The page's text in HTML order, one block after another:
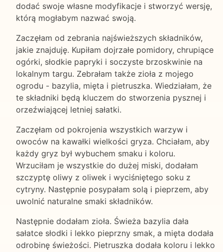
dodać swoje własne modyfikacje i stworzyć wersję,
którą mogłabym nazwać swoją.
Zaczęłam od zebrania najświeższych składników,
jakie znajduję. Kupiłam dojrzałe pomidory, chrupiące
ogórki, słodkie papryki i soczyste brzoskwinie na
lokalnym targu. Zebrałam także zioła z mojego
ogrodu - bazylia, mięta i pietruszka. Wiedziałam, że
te składniki będą kluczem do stworzenia pysznej i
orzeźwiającej letniej sałatki.
Zaczęłam od pokrojenia wszystkich warzyw i
owoców na kawałki wielkości gryza. Chciałam, aby
każdy gryz był wybuchem smaku i koloru.
Wrzuciłam je wszystkie do dużej miski, dodałam
szczyptę oliwy z oliwek i wyciśniętego soku z
cytryny. Następnie posypałam solą i pieprzem, aby
uwolnić naturalne smaki składników.
Następnie dodałam zioła. Świeża bazylia dała
sałatce słodki i lekko pieprzny smak, a mięta dodała
odrobinę świeżości. Pietruszka dodała koloru i lekko